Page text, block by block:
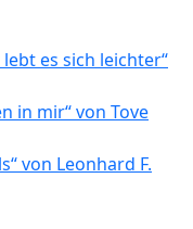
es sich leichter“
in mir“ von Tove
von Leonhard F.